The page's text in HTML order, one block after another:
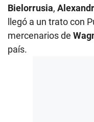
Bielorrusia,
llegó a un trato con
mercenarios de
país.